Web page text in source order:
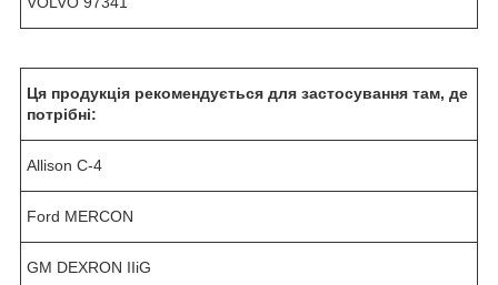
Ця продукція рекомендується для застосування там, де
потрібні:
Allison C-4
Ford MERCON
GM DEXRON IIiG